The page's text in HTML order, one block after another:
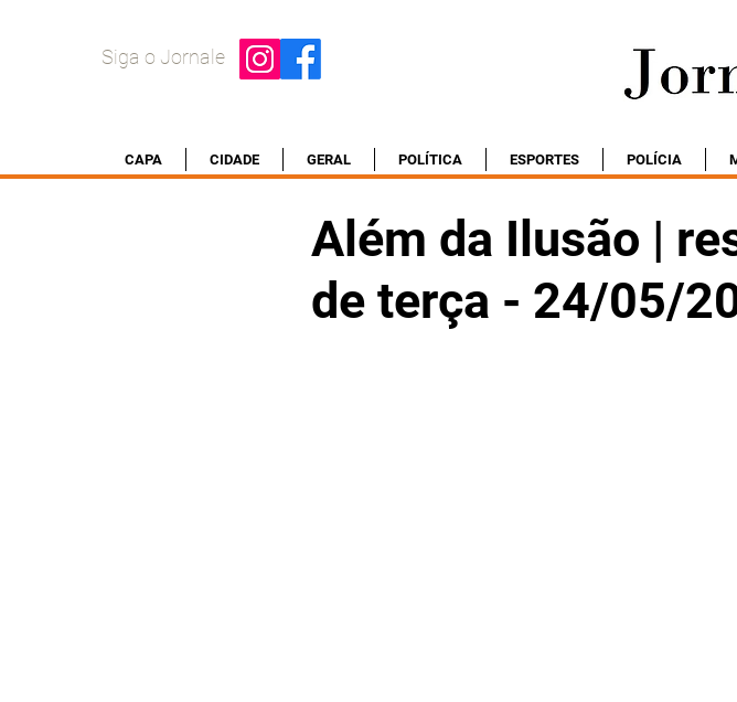
Siga o Jornale
CAPA CIDADE GERAL POLÍTICA ESPORTES POLÍCIA
Além da Ilusão |
de terça - 24/05/